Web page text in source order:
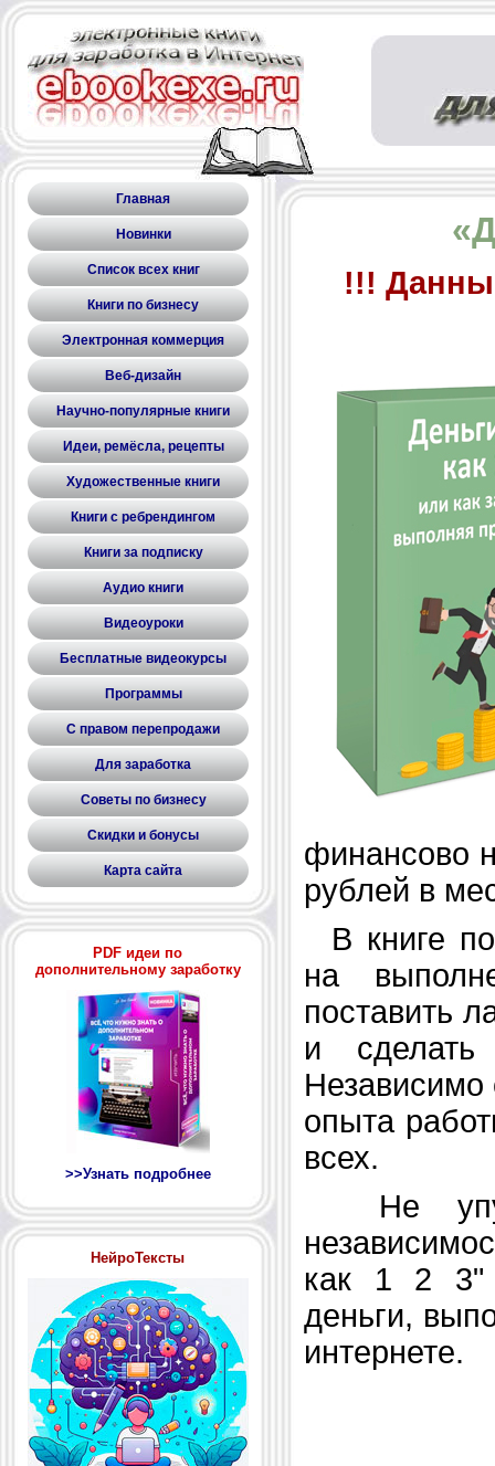
Главная
Новинки
Список всех книг
Книги по бизнесу
Электронная коммерция
Веб-дизайн
Научно-популярные книги
Идеи, ремёсла, рецепты
Художественные книги
Книги с ребрендингом
Книги за подписку
Аудио книги
Видеоуроки
Бесплатные видеокурсы
Программы
С правом перепродажи
Для заработка
Советы по бизнесу
Скидки и бонусы
Карта сайта
PDF идеи по
дополнительному заработку
>>Узнать подробнее
НейроТексты
!!!
финансово
рублей в
В книге
на
поставить
и
Независимо
опыта
всех.
Не
как 1 2 3"
деньги,
интернете.